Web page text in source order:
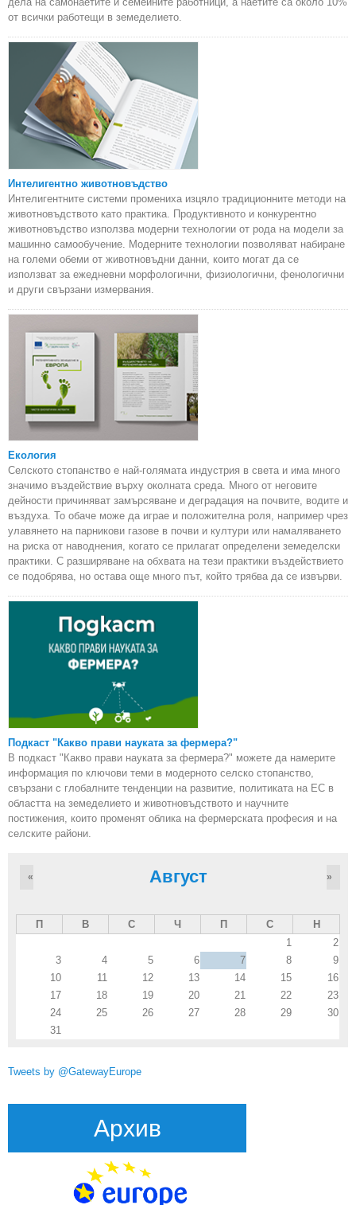
от всички работещи в земеделието.
Интелигентно животновъдство
Интелигентните системи промениха изцяло традиционните методи на
животновъдството като практика. Продуктивното и конкурентно
животновъдство използва модерни технологии от рода на модели за
машинно самообучение. Модерните технологии позволяват набиране
на големи обеми от животновъдни данни, които могат да се
използват за ежедневни морфологични, физиологични, фенологични
и други свързани измервания.
Екология
Селското стопанство е най-голямата индустрия в света и има много
значимо въздействие върху околната среда. Много от неговите
дейности причиняват замърсяване и деградация на почвите, водите и
въздуха. То обаче може да играе и положителна роля, например чрез
улавянето на парникови газове в почви и култури или намаляването
на риска от наводнения, когато се прилагат определени земеделски
практики. С разширяване на обхвата на тези практики въздействието
се подобрява, но остава още много път, който трябва да се извърви.
Подкаст "Какво прави науката за фермера?"
В подкаст "Какво прави науката за фермера?" можете да намерите
информация по ключови теми в модерното селско стопанство,
свързани с глобалните тенденции на развитие, политиката на ЕС в
областта на земеделието и животновъдството и научните
постижения, които променят облика на фермерската професия и на
селските райони.
Август
« »
П В С Ч П С
Н
1
2
3
4 5 6 7 8
9
10
11 12 13 14 15
16
17
18 19 20 21 22
23
24
25 26 27 28 29
30
31
Tweets by @GatewayEurope
Архив